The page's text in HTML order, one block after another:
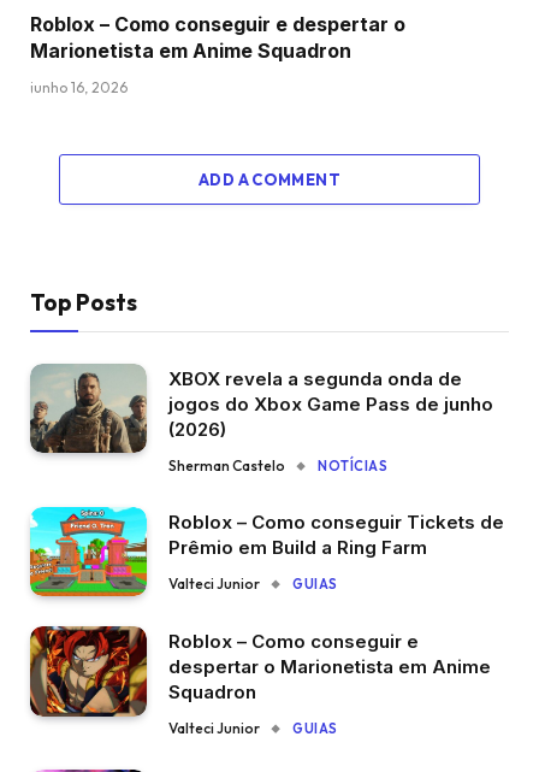
Roblox – Como conseguir e despertar o
Marionetista em Anime Squadron
junho 16, 2026
ADD A COMMENT
Top Posts
XBOX revela a segunda onda de
jogos do Xbox Game Pass de junho
(2026)
Sherman Castelo NOTÍCIAS
Roblox – Como conseguir Tickets de
Prêmio em Build a Ring Farm
Valteci Junior GUIAS
Roblox – Como conseguir e
despertar o Marionetista em Anime
Squadron
Valteci Junior GUIAS